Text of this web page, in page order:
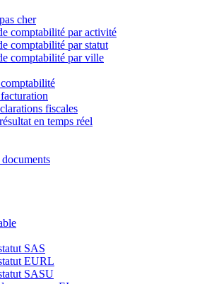
cher
comptabilité par activité
comptabilité par statut
comptabilité par ville
fiscales
en temps réel
SAS
EURL
SASU